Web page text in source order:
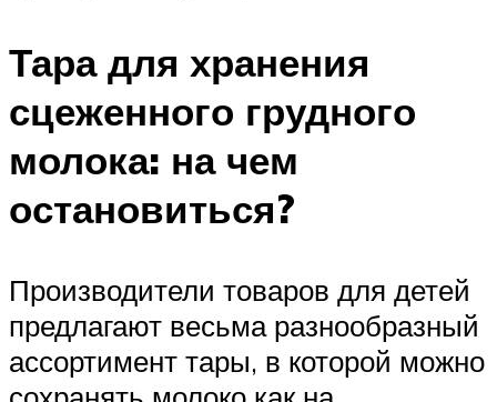
Тара для хранения
сцеженного грудного
молока: на чем
остановиться?
Производители товаров для детей
предлагают весьма разнообразный
ассортимент тары, в которой можно